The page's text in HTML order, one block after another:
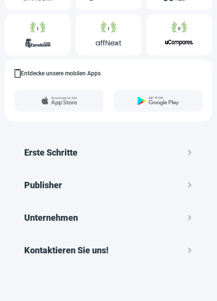
Entdecke unsere mobilen Apps
Erste Schritte
Publisher
Unternehmen
Kontaktieren Sie uns!